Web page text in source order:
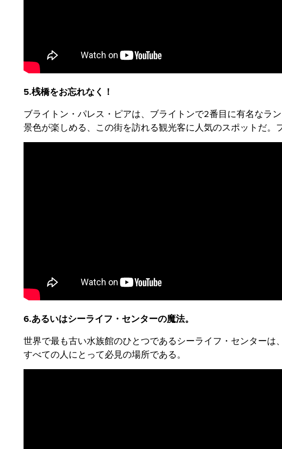
5.桟橋をお忘れなく！
ブライトン・パレス・ピアは、ブライトンで2番目に有名なラ
景色が楽しめる、この街を訪れる観光客に人気のスポットだ。
6.あるいはシーライフ・センターの魔法。
世界で最も古い水族館のひとつであるシーライフ・センター
すべての人にとって必見の場所である。